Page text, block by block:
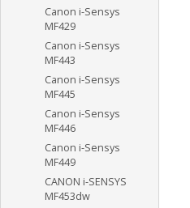
Canon i-Sensys
MF429
Canon i-Sensys
MF443
Canon i-Sensys
MF445
Canon i-Sensys
MF446
Canon i-Sensys
MF449
CANON i-SENSYS
MF453dw